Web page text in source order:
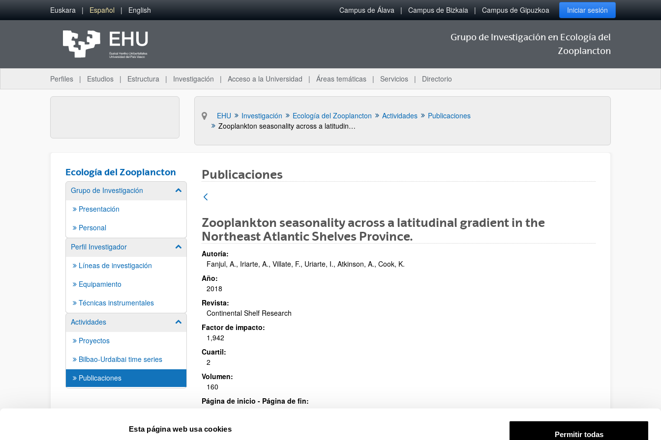
Esta página web usa cookies
Permitir todas
Saltar al contenido principal
Euskara Español English Campus de Álava Campus de Bizkaia Campus de Gipuzkoa Iniciar sesión
Grupo de Investigación en Ecología del
Zooplancton
Perfiles Estudios Estructura Investigación Acceso a la Universidad Áreas temáticas Servicios Directorio
EHU Investigación Ecología del Zooplancton Actividades
Publicaciones
Zooplankton seasonality across a latitudinal gradient in the Northeast Atlantic Shelves Province.
Ecología del Zooplancton
Grupo de Investigación Mostrar/ocultar subpáginas
Presentación
Personal
Perfil Investigador
Mostrar/ocultar subpáginas
Líneas de investigación
Equipamiento
Técnicas instrumentales
Actividades
Mostrar/ocultar subpáginas
Proyectos
Bilbao-Urdaibai time series
Publicaciones
Publicaciones
Zooplankton seasonality across a latitudinal gradient in the
Northeast Atlantic Shelves Province.
Autoría:
Fanjul, A., Iriarte, A., Villate, F., Uriarte, I., Atkinson, A., Cook, K.
Año:
2018
Revista:
Continental Shelf Research
Factor de impacto:
1,942
Cuartil:
2
Volumen:
160
Página de inicio - Página de fin:
DOI :